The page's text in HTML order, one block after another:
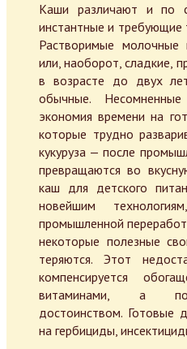
Каши различают и по
инстантные и требующие
Растворимые молочные
или, наоборот, сладкие,
в возрасте до двух
обычные.
экономия времени на
которые трудно
кукуруза — после
превращаются во
каш для детского
новейшим
промышленной
некоторые полезные
теряются. Этот
компенсируется
витаминами, а
достоинством. Готовые
на гербициды,